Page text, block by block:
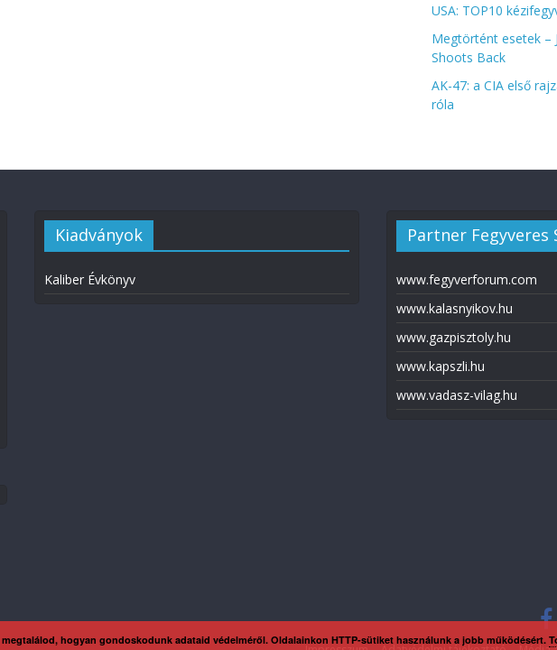
USA: TOP10
Megtörtént esetek –
Shoots Back
AK-47: a CIA első
róla
Kiadványok
Kaliber Évkönyv
Partner
www.fegyverforum.com
www.kalasnyikov.hu
www.gazpisztoly.hu
www.kapszli.hu
www.vadasz-vilag.hu
hogyan gondoskodunk adataid védelméről. Oldalainkon HTTP-sütiket használunk a jobb működésért.